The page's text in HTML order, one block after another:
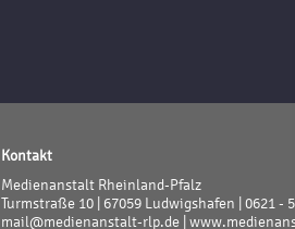
Kontakt
Medienanstalt Rheinland-Pfalz
Turmstraße 10 | 67059 Ludwigshafen | 0621 -
mail@medienanstalt-rlp.de |